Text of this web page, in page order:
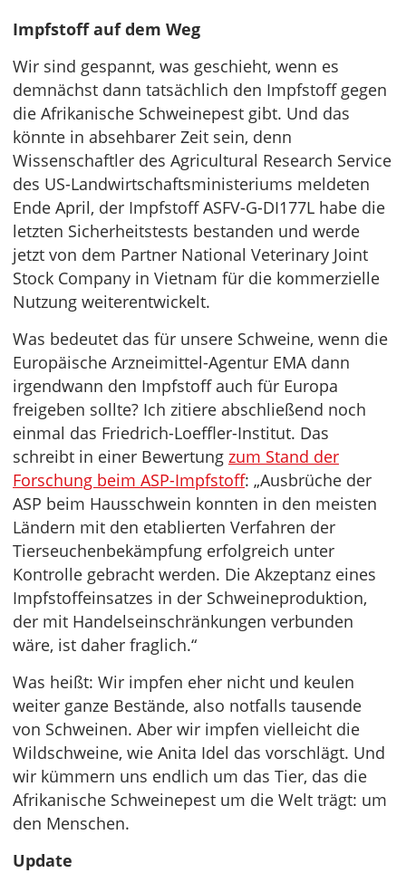
Impfstoff auf dem Weg
Wir sind gespannt, was geschieht, wenn es
demnächst dann tatsächlich den Impfstoff gegen
die Afrikanische Schweinepest gibt. Und das
könnte in absehbarer Zeit sein, denn
Wissenschaftler des Agricultural Research Service
des US-Landwirtschaftsministeriums meldeten
Ende April, der Impfstoff ASFV-G-DI177L habe die
letzten Sicherheitstests bestanden und werde
jetzt von dem Partner National Veterinary Joint
Stock Company in Vietnam für die kommerzielle
Nutzung weiterentwickelt.
Was bedeutet das für unsere Schweine, wenn die
Europäische Arzneimittel-Agentur EMA dann
irgendwann den Impfstoff auch für Europa
freigeben sollte? Ich zitiere abschließend noch
einmal das Friedrich-Loeffler-Institut. Das
schreibt in einer Bewertung zum Stand der
Forschung beim ASP-Impfstoff: „Ausbrüche der
ASP beim Hausschwein konnten in den meisten
Ländern mit den etablierten Verfahren der
Tierseuchenbekämpfung erfolgreich unter
Kontrolle gebracht werden. Die Akzeptanz eines
Impfstoffeinsatzes in der Schweineproduktion,
der mit Handelseinschränkungen verbunden
wäre, ist daher fraglich.“
Was heißt: Wir impfen eher nicht und keulen
weiter ganze Bestände, also notfalls tausende
von Schweinen. Aber wir impfen vielleicht die
Wildschweine, wie Anita Idel das vorschlägt. Und
wir kümmern uns endlich um das Tier, das die
Afrikanische Schweinepest um die Welt trägt: um
den Menschen.
Update